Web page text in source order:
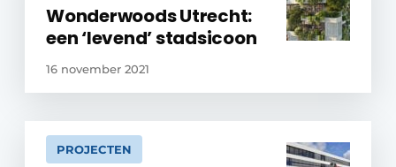
Wonderwoods Utrecht:
een ‘levend’ stadsicoon
16 november 2021
PROJECTEN